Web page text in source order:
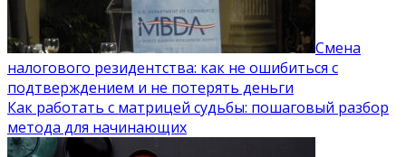
Смена
налогового резидентства: как не ошибиться с
подтверждением и не потерять деньги
Как работать с матрицей судьбы: пошаговый разбор
метода для начинающих